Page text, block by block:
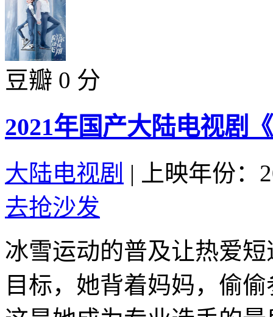
豆瓣 0 分
2021年国产大陆电视剧
大陆电视剧 |
上映年份：
去抢沙发
冰雪运动的普及让热爱
目标，她背着妈妈，偷